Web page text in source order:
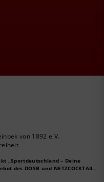
von 1892 e.V.
„Sportdeutschland – Deine
des DOSB und NETZCOCKTAIL.